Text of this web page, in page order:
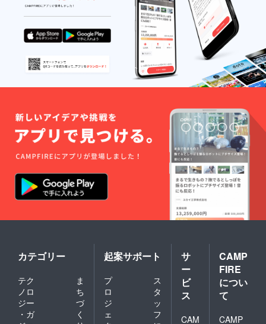
カテゴリー
テク
ノロ
ジー
・ガ
ま
ち
づ
く
起案サポート
プ
ロ
ジ
ェ
ス
タ
ッ
フ
サ
ー
ビ
ス
CAM
CAMP
FIRE
につい
て
CAMP